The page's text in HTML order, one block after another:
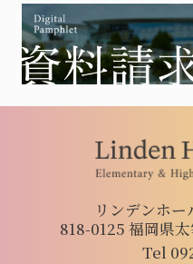
リンデンホ
818-0125 福岡県
Tel